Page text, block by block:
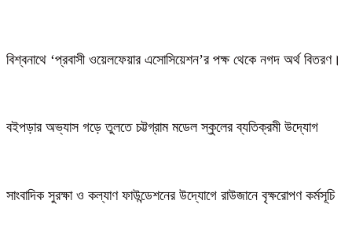
বিশ্বনাথে ‘প্রবাসী ওয়েলফেয়ার এসোসিয়েশন’র পক্ষ থেকে নগদ অর্থ বিতরণ।
বইপড়ার অভ্যাস গড়ে তুলতে চট্টগ্রাম মডেল স্কুলের ব্যতিক্রমী উদ্যোগ
সাংবাদিক সুরক্ষা ও কল্যাণ ফাউন্ডেশনের উদ্যোগে রাউজানে বৃক্ষরোপণ কর্মসূচি